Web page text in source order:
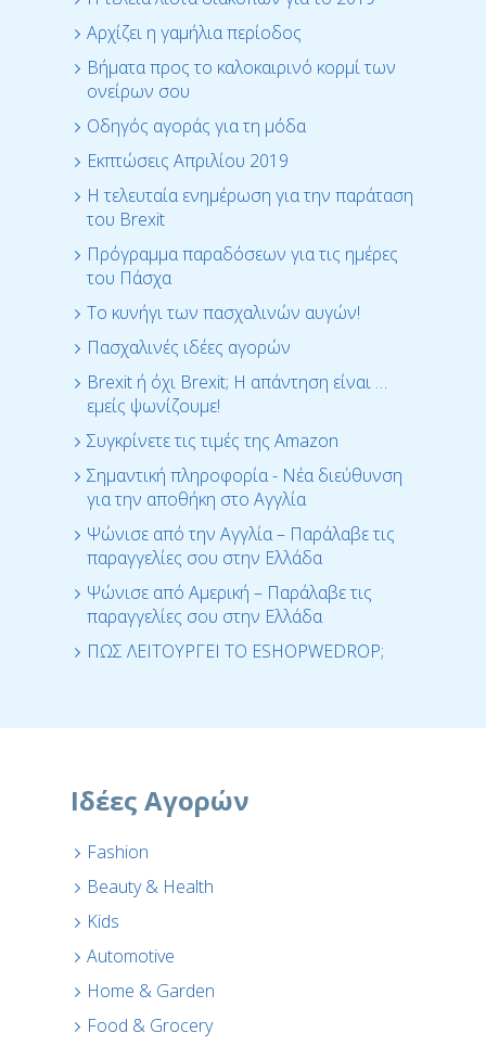
Αρχίζει η γαμήλια περίοδος
Βήματα προς το καλοκαιρινό κορμί των
ονείρων σου
Οδηγός αγοράς για τη μόδα
Εκπτώσεις Απριλίου 2019
Η τελευταία ενημέρωση για την παράταση
του Brexit
Πρόγραμμα παραδόσεων για τις ημέρες
του Πάσχα
Το κυνήγι των πασχαλινών αυγών!
Πασχαλινές ιδέες αγορών
Brexit ή όχι Brexit; Η απάντηση είναι …
εμείς ψωνίζουμε!
Συγκρίνετε τις τιμές της Amazon
Σημαντική πληροφορία - Νέα διεύθυνση
για την αποθήκη στο Αγγλία
Ψώνισε από την Αγγλία – Παράλαβε τις
παραγγελίες σου στην Ελλάδα
Ψώνισε από Αμερική – Παράλαβε τις
παραγγελίες σου στην Ελλάδα
ΠΩΣ ΛΕΙΤΟΥΡΓΕΙ ΤΟ ESHOPWEDROP;
Ιδέες Αγορών
Fashion
Beauty & Health
Kids
Automotive
Home & Garden
Food & Grocery